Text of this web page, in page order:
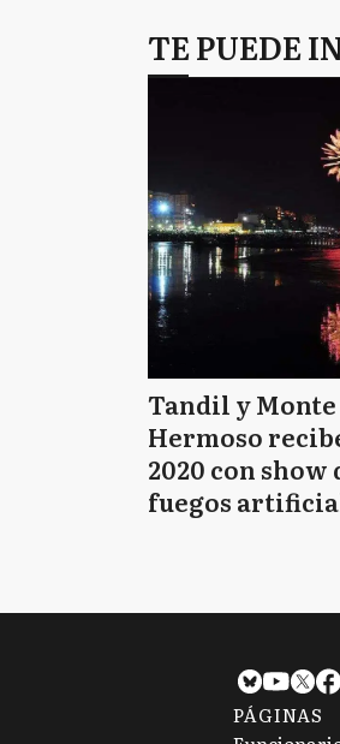
TE PUEDE
Tandil y Monte
Hermoso
2020 con show
fuegos
PÁGINAS